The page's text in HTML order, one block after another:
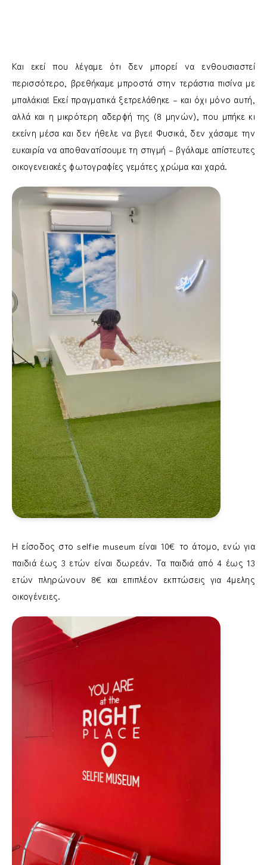
Και εκεί που λέγαμε ότι δεν μπορεί να ενθουσιαστεί
περισσότερο, βρεθήκαμε μπροστά στην τεράστια πισίνα με
μπαλάκια! Εκεί πραγματικά ξετρελάθηκε – και όχι μόνο αυτή,
αλλά και η μικρότερη αδερφή της (8 μηνών), που μπήκε κι
εκείνη μέσα και δεν ήθελε να βγει! Φυσικά, δεν χάσαμε την
ευκαιρία να αποθανατίσουμε τη στιγμή – βγάλαμε απίστευτες
οικογενειακές φωτογραφίες γεμάτες χρώμα και χαρά.
Η είσοδος στοselfie museum είναι 10€ το άτομο, ενώ για
παιδιά έως 3 ετών είναι δωρεάν. Τα παιδιά από 4 έως 13
ετών πληρώνουν 8€ και επιπλέον εκπτώσεις για 4μελης
οικογένειες.